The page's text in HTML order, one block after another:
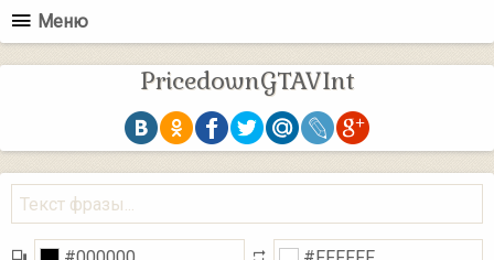
Меню
PricedownGTAVInt